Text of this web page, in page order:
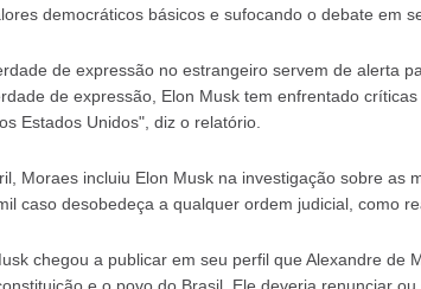
democráticos básicos e sufocando o debate em
de expressão no estrangeiro servem de alerta
de expressão, Elon Musk tem enfrentado
Estados Unidos", diz o relatório.
Moraes incluiu Elon Musk na investigação sobre as
caso desobedeça a qualquer ordem judicial, como
chegou a publicar em seu perfil que Alexandre de